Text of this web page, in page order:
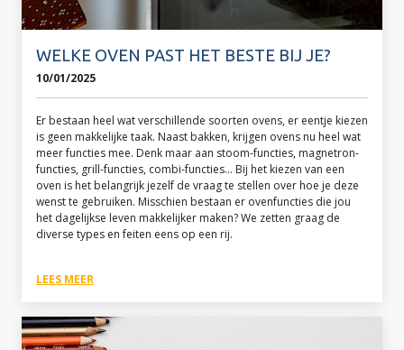
WELKE OVEN PAST HET BESTE BIJ JE?
10/01/2025
Er bestaan heel wat verschillende soorten ovens, er eentje kiezen
is geen makkelijke taak. Naast bakken, krijgen ovens nu heel wat
meer functies mee. Denk maar aan stoom-functies, magnetron-
functies, grill-functies, combi-functies... Bij het kiezen van een
oven is het belangrijk jezelf de vraag te stellen over hoe je deze
wenst te gebruiken. Misschien bestaan er ovenfuncties die jou
het dagelijkse leven makkelijker maken? We zetten graag de
diverse types en feiten eens op een rij.
LEES MEER